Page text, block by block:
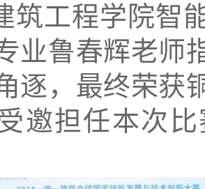
筑工程学院智
业鲁春辉老师
逐，最终荣获
邀担任本次